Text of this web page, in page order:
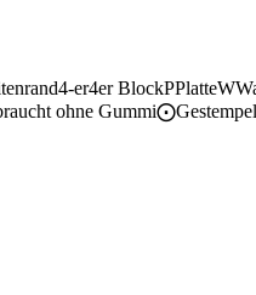
4-er4er BlockPPlatteW
ohne Gummi⨀